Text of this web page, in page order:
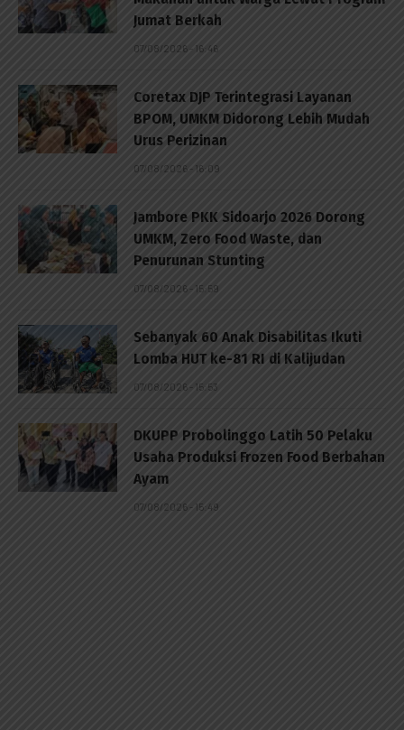
Jumat Berkah
07/08/2026 - 16:46
Coretax DJP Terintegrasi Layanan
BPOM, UMKM Didorong Lebih Mudah
Urus Perizinan
07/08/2026 - 16:09
Jambore PKK Sidoarjo 2026 Dorong
UMKM, Zero Food Waste, dan
Penurunan Stunting
07/08/2026 - 15:59
Sebanyak 60 Anak Disabilitas Ikuti
Lomba HUT ke-81 RI di Kalijudan
07/08/2026 - 15:53
DKUPP Probolinggo Latih 50 Pelaku
Usaha Produksi Frozen Food Berbahan
Ayam
07/08/2026 - 15:49